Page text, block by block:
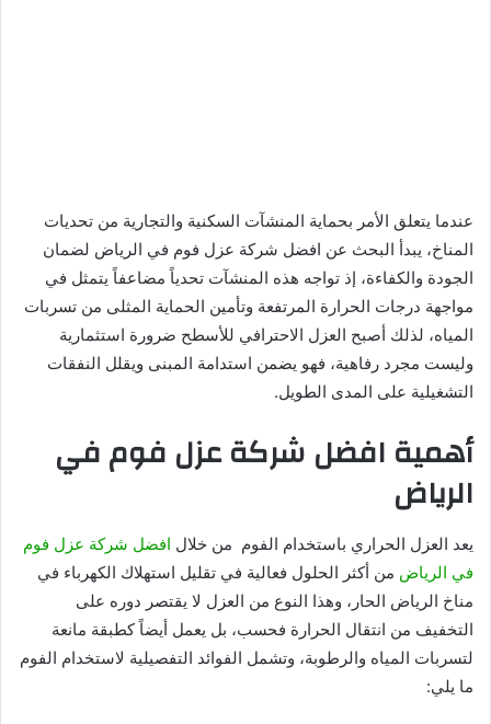
عندما يتعلق الأمر بحماية المنشآت السكنية والتجارية من تحديات
المناخ، يبدأ البحث عن افضل شركة عزل فوم في الرياض لضمان
الجودة والكفاءة، إذ تواجه هذه المنشآت تحدياً مضاعفاً يتمثل في
مواجهة درجات الحرارة المرتفعة وتأمين الحماية المثلى من تسربات
المياه، لذلك أصبح العزل الاحترافي للأسطح ضرورة استثمارية
وليست مجرد رفاهية، فهو يضمن استدامة المبنى ويقلل النفقات
التشغيلية على المدى الطويل.
أهمية افضل شركة عزل فوم في
الرياض
يعد العزل الحراري باستخدام الفوم من خلال افضل شركة عزل فوم
في الرياض من أكثر الحلول فعالية في تقليل استهلاك الكهرباء في
مناخ الرياض الحار، وهذا النوع من العزل لا يقتصر دوره على
التخفيف من انتقال الحرارة فحسب، بل يعمل أيضاً كطبقة مانعة
لتسربات المياه والرطوبة، وتشمل الفوائد التفصيلية لاستخدام الفوم
ما يلي: